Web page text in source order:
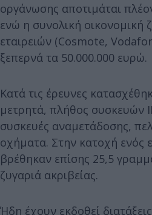
οργάνωσης αποτιμάται
ενώ η συνολική οικονομική
εταιρειών (Cosmote,
ξεπερνά τα 50.000.000 ευρώ.
Κατά τις έρευνες
μετρητά, πλήθος συσκευών
συσκευές αναμετάδοσης,
οχήματα. Στην κατοχή ενός
βρέθηκαν επίσης 25,5
ζυγαριά ακριβείας.
Ήδη έχουν εκδοθεί